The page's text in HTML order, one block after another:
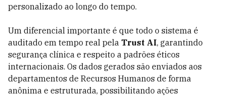
personalizado ao longo do tempo.
Um diferencial importante é que todo o sistema é
auditado em tempo real pela Trust AI, garantindo
segurança clínica e respeito a padrões éticos
internacionais. Os dados gerados são enviados aos
departamentos de Recursos Humanos de forma
anônima e estruturada, possibilitando ações